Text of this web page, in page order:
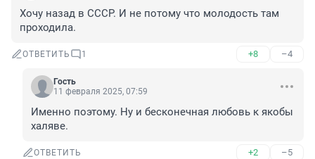
Хочу назад в СССР. И не потому что молодость там
проходила.
ОТВЕТИТЬ 1 +8 –4
Гость
11 февраля 2025, 07:59
Именно поэтому. Ну и бесконечная любовь к якобы
халяве.
ОТВЕТИТЬ +2 –5